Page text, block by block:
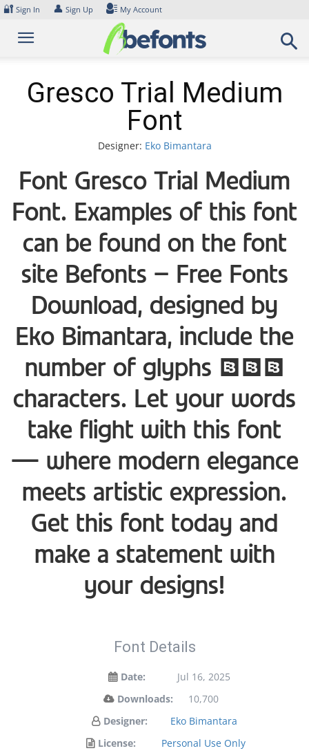
Skip
content
🔐 Sign In 👤 Sign Up My Account
Gresco Trial Medium
Font
Designer: Eko Bimantara
Font Gresco Trial Medium
Font. Examples of this font
can be found on the font
site Befonts – Free Fonts
Download, designed by
Eko Bimantara, include the
number of glyphs 367
characters. Let your words
take flight with this font
— where modern elegance
meets artistic expression.
Get this font today and
make a statement with
your designs!
Font Details
Date:
Jul 16, 2025
Downloads:
10,700
Designer:
Eko Bimantara
License:
Personal Use Only